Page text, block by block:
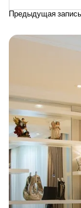
Н
а
а
ц
и
я
п
о
Предыдущая запись